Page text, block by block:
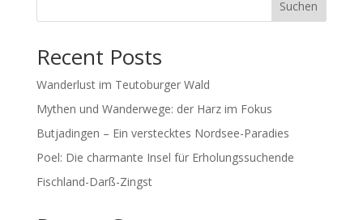
Suchen
Recent Posts
Wanderlust im Teutoburger Wald
Mythen und Wanderwege: der Harz im Fokus
Butjadingen – Ein verstecktes Nordsee-Paradies
Poel: Die charmante Insel für Erholungssuchende
Fischland-Darß-Zingst